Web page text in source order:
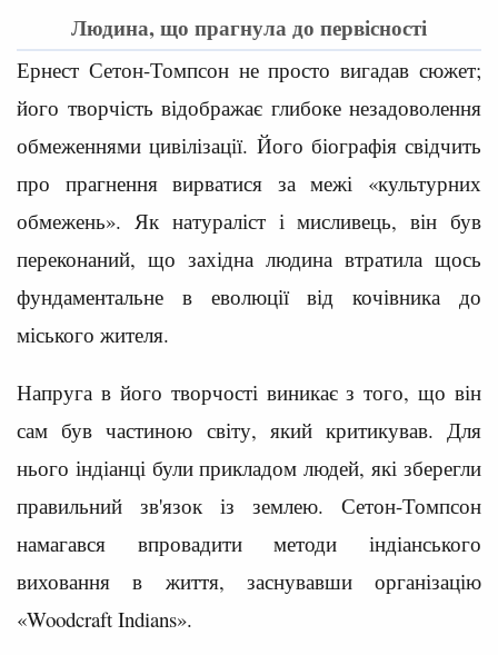
Людина, що прагнула до первісності
Ернест Сетон-Томпсон не просто вигадав сюжет;
його творчість відображає глибоке незадоволення
обмеженнями цивілізації. Його біографія свідчить
про прагнення вирватися за межі «культурних
обмежень». Як натураліст і мисливець, він був
переконаний, що західна людина втратила щось
фундаментальне в еволюції від кочівника до
міського жителя.
Напруга в його творчості виникає з того, що він
сам був частиною світу, який критикував. Для
нього індіанці були прикладом людей, які зберегли
правильний зв'язок із землею. Сетон-Томпсон
намагався впровадити методи індіанського
виховання в життя, заснувавши організацію
«Woodcraft Indians».